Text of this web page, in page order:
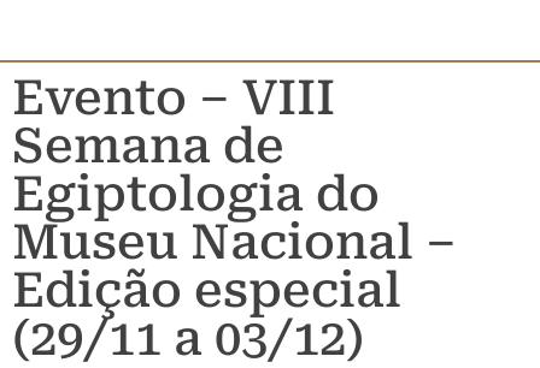
Evento – VIII
Semana de
Egiptologia do
Museu Nacional –
Edição especial
(29/11 a 03/12)